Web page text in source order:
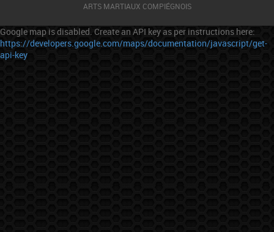
ARTS MARTIAUX COMPIÉGNOIS
Google map is disabled. Create an API key as per instructions here:
https://developers.google.com/maps/documentation/javascript/get-
api-key